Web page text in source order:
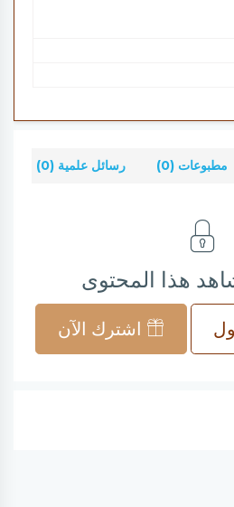
مطبوعات (0) رسائل علمية (0)
هذا المحتوى
اشترك الآن